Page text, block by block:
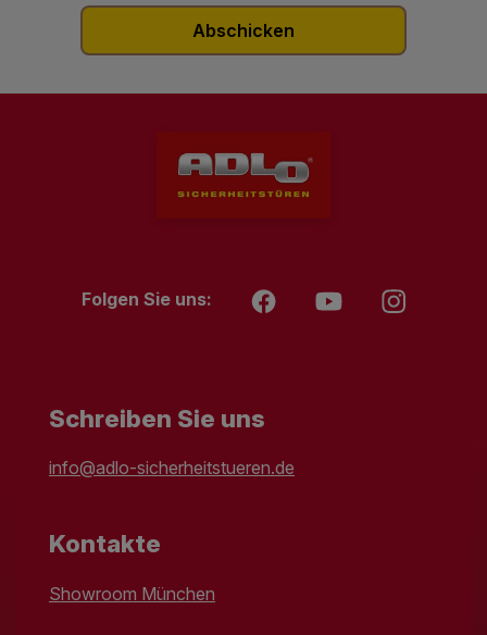
Folgen Sie uns:
Schreiben Sie uns
info@adlo-sicherheitstueren.de
Kontakte
Showroom München